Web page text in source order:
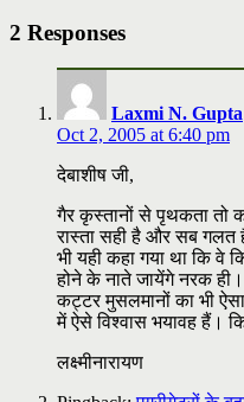
2 Responses
Laxmi N. Gupta
Oct 2, 2005 at 6:40 pm
देबाशीष जी,
गैर कृस्तानों से पृथकता तो
रास्ता सही है और सब
भी यही कहा गया था कि वे
होने के नाते जायेंगे नरक
कट्टर मुसलमानों का भी
में ऐसे विश्वास भयावह हैं।
लक्ष्मीनारायण